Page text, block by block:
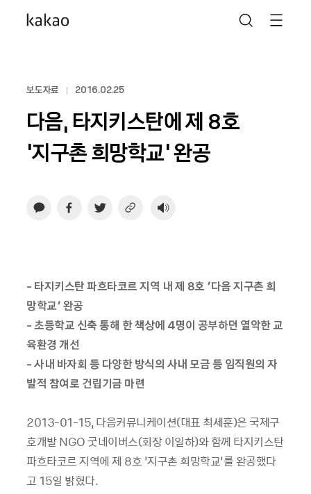
보도자료 2016.02.25
다음, 타지키스탄에 제 8호
‘지구촌 희망학교’ 완공
- 타지키스탄 파흐타코르 지역 내 제 8호 ‘다음 지구촌 희
망학교’ 완공
- 초등학교 신축 통해 한 책상에 4명이 공부하던 열악한 교
육환경 개선
- 사내 바자회 등 다양한 방식의 사내 모금 등 임직원의 자
발적 참여로 건립기금 마련
2013-01-15, 다음커뮤니케이션(대표 최세훈)은 국제구
호개발 NGO 굿네이버스(회장 이일하)와 함께 타지키스탄
파흐타코르 지역에 제 8호 ‘지구촌 희망학교’를 완공했다
고 15일 밝혔다.